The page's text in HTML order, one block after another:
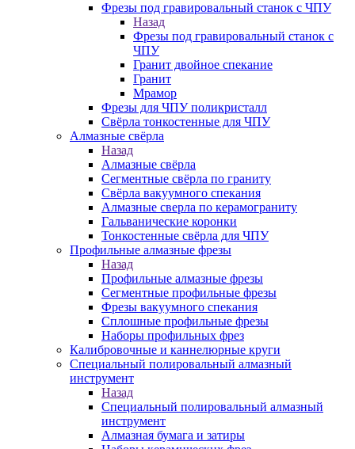
Фрезы под гравировальный станок с ЧПУ
Назад
Фрезы под гравировальный станок с
ЧПУ
Гранит двойное спекание
Гранит
Мрамор
Фрезы для ЧПУ поликристалл
Свёрла тонкостенные для ЧПУ
Алмазные свёрла
Назад
Алмазные свёрла
Сегментные свёрла по граниту
Свёрла вакуумного спекания
Алмазные сверла по керамограниту
Гальванические коронки
Тонкостенные свёрла для ЧПУ
Профильные алмазные фрезы
Назад
Профильные алмазные фрезы
Сегментные профильные фрезы
Фрезы вакуумного спекания
Сплошные профильные фрезы
Наборы профильных фрез
Калибровочные и каннелюрные круги
Специальный полировальный алмазный
инструмент
Назад
Специальный полировальный алмазный
инструмент
Алмазная бумага и затиры